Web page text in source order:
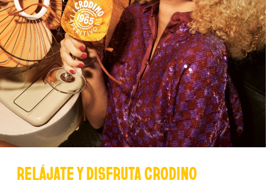
RELÁJATE Y DISFRUTA CRODINO